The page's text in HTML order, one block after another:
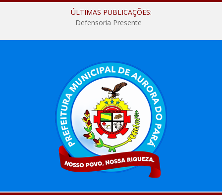
ÚLTIMAS PUBLICAÇÕES:
Defensoria Presente